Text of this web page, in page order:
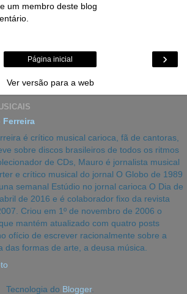
um membro deste blog
›
Página inicial
Ver versão para a web
Ferreira
é crítico musical carioca, fã de cantoras,
sobre discos brasileiros de todos os ritmos
de CDs, Mauro é jornalista musical
e crítico musical do jornal O Globo de 1989
semanal Estúdio no jornal carioca O Dia de
de 2016 e é colaborador fixo da revista
Criou em 1º de novembro de 2006 o
mantém atualizado com quatro posts
ofício de escrever racionalmente sobre a
das formas de arte, a deusa música.
Tecnologia do Blogger.